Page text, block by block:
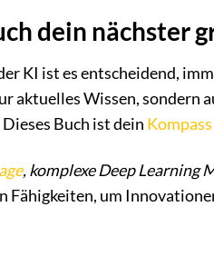
dein nächster
KI ist es entscheidend,
aktuelles Wissen, sondern
Buch ist dein Kompass
, komplexe Deep Learning
Fähigkeiten, um